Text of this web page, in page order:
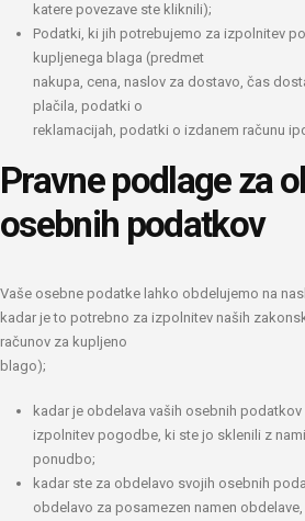
katere povezave ste kliknili);
Podatki, ki jih potrebujemo za izpolnitev
kupljenega blaga (predmet
nakupa, cena, naslov za dostavo, čas
plačila, podatki o
reklamacijah, podatki o izdanem računu
Pravne podlage za
osebnih podatkov
Vaše osebne podatke lahko obdelujemo na
kadar je to potrebno za izpolnitev naših
računov za kupljeno
blago);
kadar je obdelava vaših osebnih
izpolnitev pogodbe, ki ste jo sklenili z
ponudbo;
kadar ste za obdelavo svojih osebnih
obdelavo za posamezen namen